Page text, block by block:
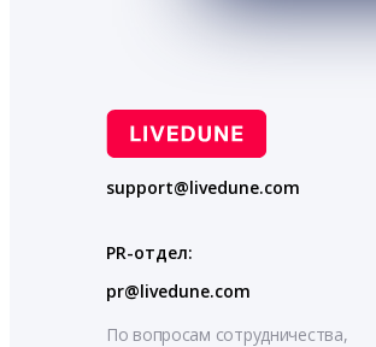
support@livedune.com
PR-отдел:
pr@livedune.com
По вопросам сотрудничества,